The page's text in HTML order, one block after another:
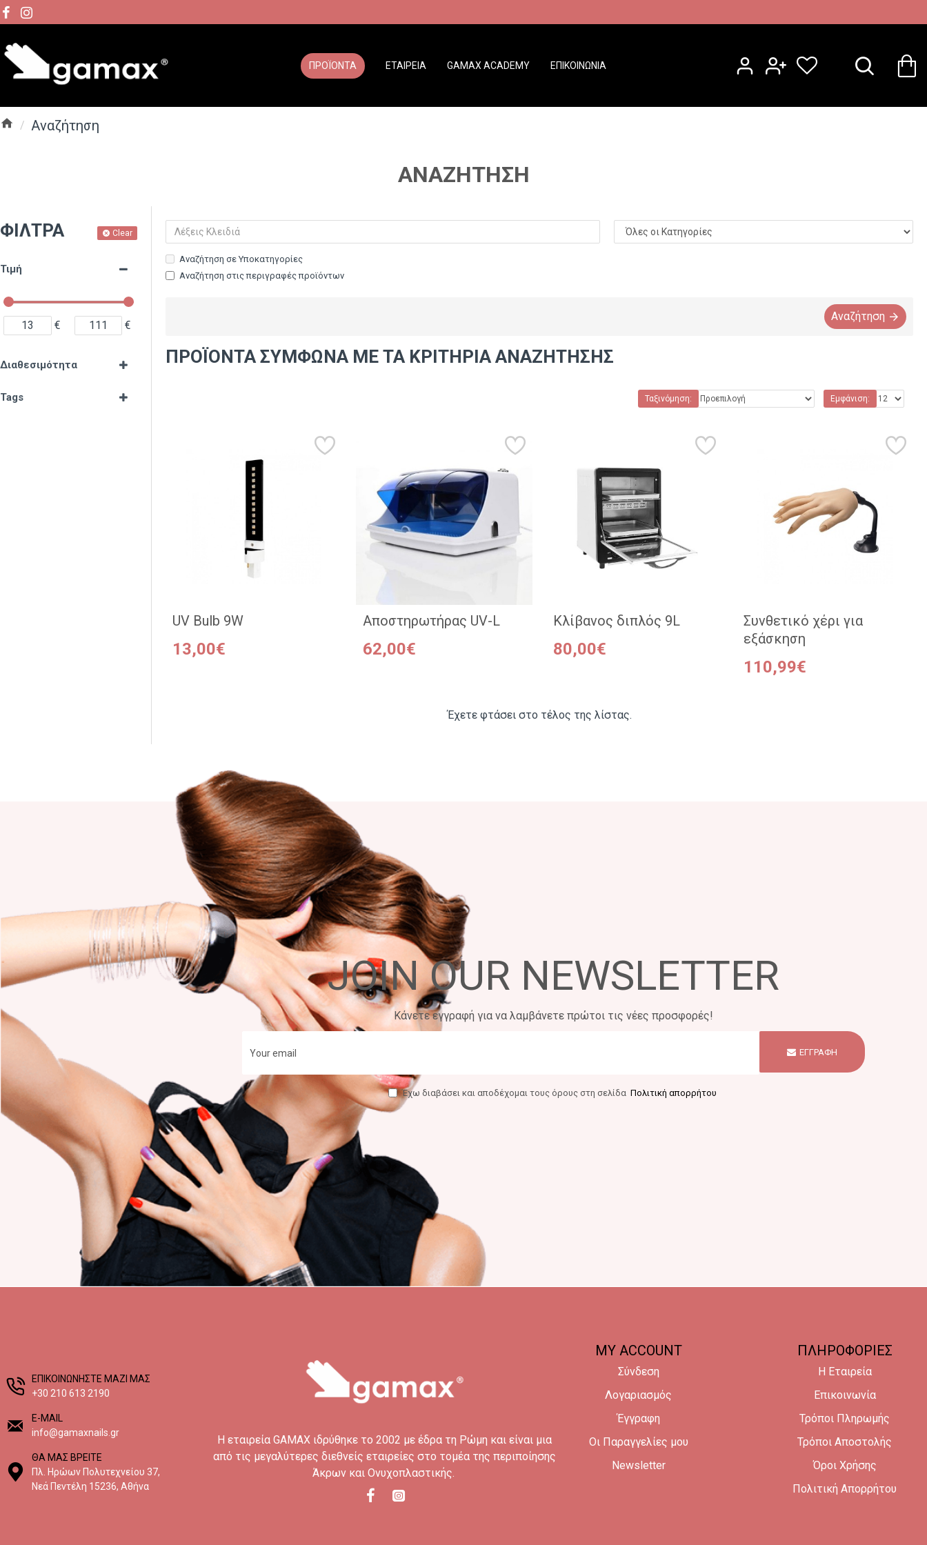
ΠΡΟΪΟΝΤΑ ΕΤΑΙΡΕΙΑ GAMAX ACADEMY ΕΠΙΚΟΙΝΩΝΙΑ
Αναζήτηση
ΑΝΑΖΉΤΗΣΗ
ΦΊΛΤΡΑ Clear
Τιμή
€ €
Tags
Διαθεσιμότητα
Αναζήτηση σε Υποκατηγορίες
Αναζήτηση στις περιγραφές προϊόντων
Αναζήτηση
ΠΡΟΪΌΝΤΑ ΣΎΜΦΩΝΑ ΜΕ ΤΑ ΚΡΙΤΉΡΙΑ ΑΝΑΖΉΤΗΣΗΣ
Ταξινόμηση: Εμφάνιση:
UV Bulb 9W
13,00€
Αποστηρωτήρας UV-L
62,00€
Κλίβανος διπλός 9L
80,00€
Συνθετικό χέρι για
εξάσκηση
110,99€
Έχετε φτάσει στο τέλος της λίστας.
JOIN OUR NEWSLETTER
Κάνετε εγγραφή για να λαμβάνετε πρώτοι τις νέες προσφορές!
ΕΓΓΡΑΦΗ
Έχω διαβάσει και αποδέχομαι τους όρους στη σελίδα Πολιτική απορρήτου
EΠΙΚΟΙΝΩΝΗΣΤΕ ΜΑΖΙ ΜΑΣ
+30 210 613 2190
E-MAIL
info@gamaxnails.gr
ΘΑ ΜΑΣ ΒΡΕΙΤΕ
Πλ. Ηρώων Πολυτεχνείου 37,
Νεά Πεντέλη 15236, Αθήνα
H εταιρεία GAMAX ιδρύθηκε το 2002 με έδρα τη Ρώμη και είναι μια
από τις μεγαλύτερες διεθνείς εταιρείες στο τομέα της περιποίησης
Άκρων και Ονυχοπλαστικής.
MY ACCOUNT
Σύνδεση
Λογαριασμός
Έγγραφη
Οι Παραγγελίες μου
Newsletter
ΠΛΗΡΟΦΟΡΙΕΣ
Η Εταιρεία
Επικοινωνία
Τρόποι Πληρωμής
Τρόποι Αποστολής
Όροι Χρήσης
Πολιτική Απορρήτου